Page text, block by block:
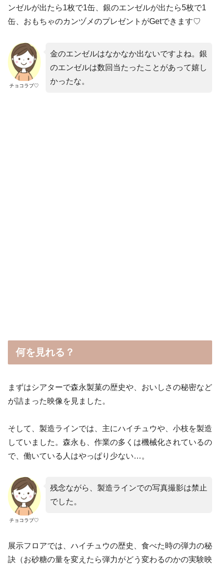
ンゼルが出たら1枚で1缶、銀のエンゼルが出たら5枚で1
缶、おもちゃのカンヅメのプレゼントがGetできます♡
チョコラブ♡
金のエンゼルはなかなか出ないですよね。銀
のエンゼルは数回当たったことがあって嬉し
かったな。
何を見れる？
まずはシアターで森永製菓の歴史や、おいしさの秘密など
が詰まった映像を見ました。
そして、製造ラインでは、主にハイチュウや、小枝を製造
していました。森永も、作業の多くは機械化されているの
で、働いている人はやっぱり少ない…。
チョコラブ♡
残念ながら、製造ラインでの写真撮影は禁止
でした。
展示フロアでは、ハイチュウの歴史、食べた時の弾力の秘
訣（お砂糖の量を変えたら弾力がどう変わるのかの実験映